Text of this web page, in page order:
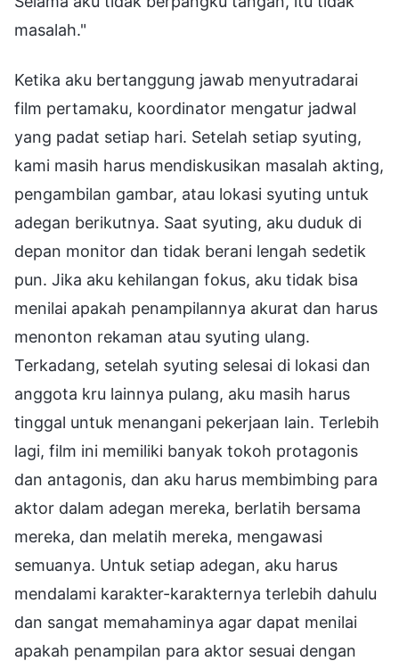
masalah."
Ketika aku bertanggung jawab menyutradarai
film pertamaku, koordinator mengatur jadwal
yang padat setiap hari. Setelah setiap syuting,
kami masih harus mendiskusikan masalah akting,
pengambilan gambar, atau lokasi syuting untuk
adegan berikutnya. Saat syuting, aku duduk di
depan monitor dan tidak berani lengah sedetik
pun. Jika aku kehilangan fokus, aku tidak bisa
menilai apakah penampilannya akurat dan harus
menonton rekaman atau syuting ulang.
Terkadang, setelah syuting selesai di lokasi dan
anggota kru lainnya pulang, aku masih harus
tinggal untuk menangani pekerjaan lain. Terlebih
lagi, film ini memiliki banyak tokoh protagonis
dan antagonis, dan aku harus membimbing para
aktor dalam adegan mereka, berlatih bersama
mereka, dan melatih mereka, mengawasi
semuanya. Untuk setiap adegan, aku harus
mendalami karakter-karakternya terlebih dahulu
dan sangat memahaminya agar dapat menilai
apakah penampilan para aktor sesuai dengan